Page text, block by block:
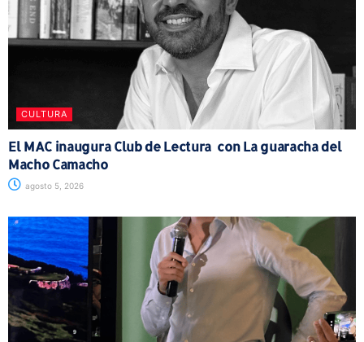
CULTURA
El MAC inaugura Club de Lectura con La guaracha del
Macho Camacho
agosto 5, 2026